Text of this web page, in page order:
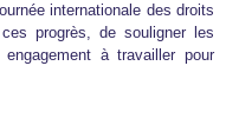
internationale des droits
progrès, de souligner les
à travailler pour